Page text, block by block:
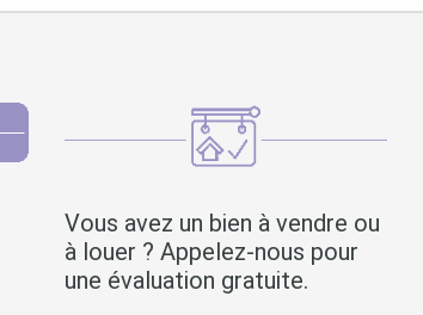
Vous avez un bien à vendre ou
à louer ? Appelez-nous pour
une évaluation gratuite.